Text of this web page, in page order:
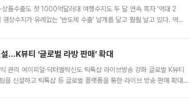
품수출도 첫 1000억달러대 여행수지도 두 달 연속 흑자 '역대 2
상수지가 유례없는 '반도체 수출' 날개를 달고 훨훨 날고 있다. 역대
…K뷰티 ‘글로벌 라방 판매’ 확대
관리 에이피알·닥터멜락신도 틱톡샵 라이브방송 강화 글로벌 K뷰티
을 신설하고 틱톡샵 등 글로벌 플랫폼을 통한 라이브 방송 판매 확대에